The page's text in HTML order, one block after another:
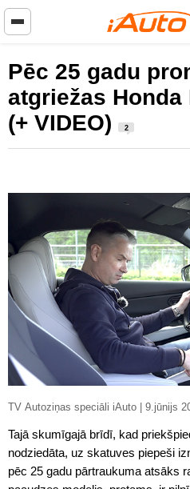
Pēc 25 gadu
atgriežas
(+ VIDEO)
2
TV Autoziņas speciāli
Tajā skumīgajā brīdī, kad
nodziedāta, uz skatuves piepeši
pēc 25 gadu pārtraukuma atsāks